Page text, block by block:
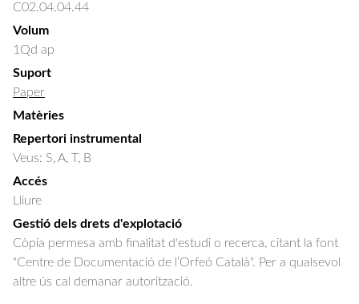
C02.04.04.44
Volum
1Qd ap
Suport
Paper
Matèries
Repertori instrumental
Veus: S, A, T, B
Accés
Lliure
Gestió dels drets d'explotació
Còpia permesa amb finalitat d'estudi o recerca, citant la font
"Centre de Documentació de l’Orfeó Català". Per a qualsevol
altre ús cal demanar autorització.